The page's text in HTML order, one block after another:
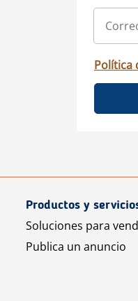
Política
Productos y
Soluciones para
Publica un anuncio